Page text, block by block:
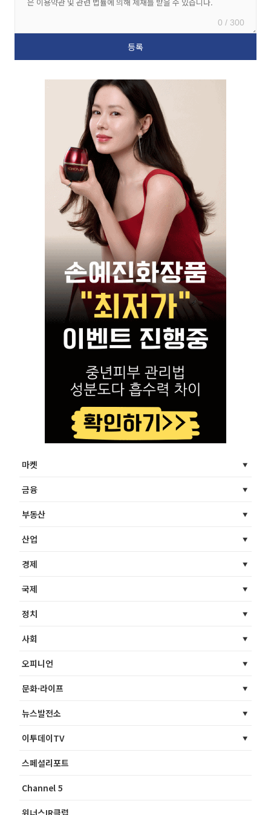
0 / 300
마켓
금융
부동산
산업
경제
국제
정치
사회
오피니언
문화·라이프
뉴스발전소
이투데이TV
스페셜리포트
Channel 5
위너스IR클럽